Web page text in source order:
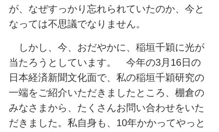
が、なぜすっかり忘れられていたのか、今と
なっては不思議でなりません。
しかし、今、おだやかに、稲垣千穎に光が
当たろうとしています。 今年の3月16日の
日本経済新聞文化面で、私の稲垣千穎研究の
一端をご紹介いただきましたところ、棚倉の
みなさまから、たくさんお問い合わせをいた
だきました。私自身も、10年かかってやっと